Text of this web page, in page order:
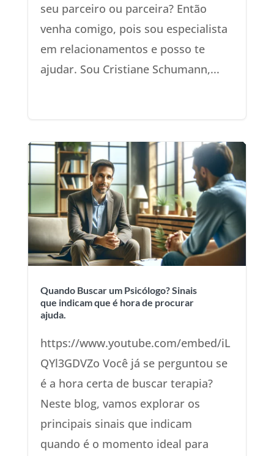
seu parceiro ou parceira? Então
venha comigo, pois sou especialista
em relacionamentos e posso te
ajudar. Sou Cristiane Schumann,...
Quando Buscar um Psicólogo? Sinais
que indicam que é hora de procurar
ajuda.
https://www.youtube.com/embed/iL
QYl3GDVZo Você já se perguntou se
é a hora certa de buscar terapia?
Neste blog, vamos explorar os
principais sinais que indicam
quando é o momento ideal para